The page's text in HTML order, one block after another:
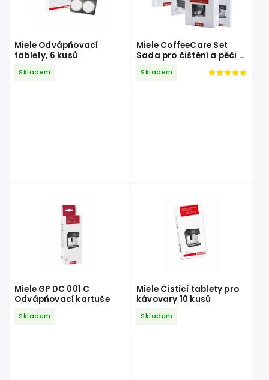
Miele Odvápňovací
tablety, 6 kusů
Skladem
Miele CoffeeCare Set
Sada pro čištění a péči o
Skladem
Miele GP DC 001 C
Odvápňovací kartuše
Skladem
Miele Čisticí tablety pro
kávovary 10 kusů
Skladem